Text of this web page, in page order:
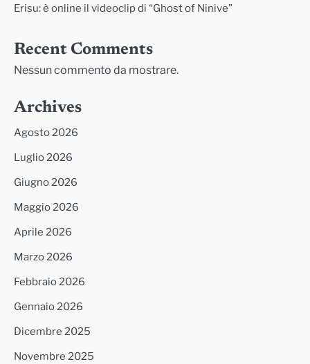
Erisu: è online il videoclip di “Ghost of Ninive”
Recent Comments
Nessun commento da mostrare.
Archives
Agosto 2026
Luglio 2026
Giugno 2026
Maggio 2026
Aprile 2026
Marzo 2026
Febbraio 2026
Gennaio 2026
Dicembre 2025
Novembre 2025